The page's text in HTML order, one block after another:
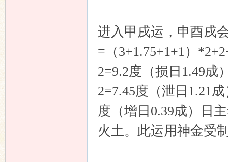
进入甲戌运，申酉戌
=（3+1.75+1+1）
2=9.2度（损日1.49成
2=7.45度（泄日1.21
度（增日0.39成）日
火土。此运用神金受